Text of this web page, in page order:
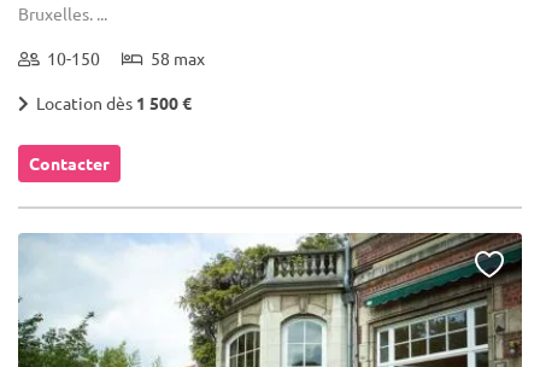
Bruxelles. ...
10-150 58 max
Location dès 1 500 €
Contacter